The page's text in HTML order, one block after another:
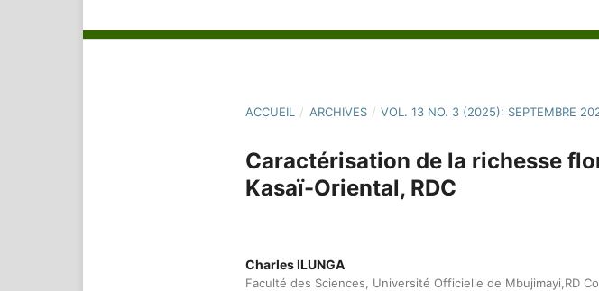
ACCUEIL / ARCHIVES / VOL. 13 NO. 3 (2025): SEPTEMBRE
Caractérisation de la richesse
Kasaï-Oriental, RDC
Charles ILUNGA
Faculté des Sciences, Université Officielle de Mbujimayi,RD